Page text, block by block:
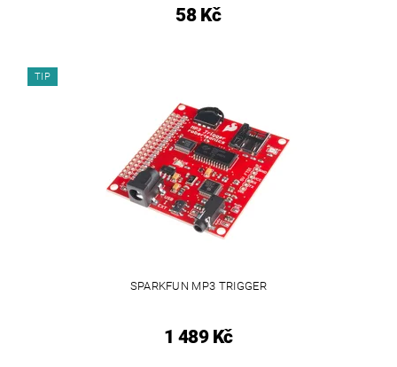
58 Kč
TIP
SPARKFUN MP3 TRIGGER
1 489 Kč